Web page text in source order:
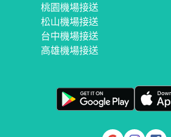
桃園機場接送
松山機場接送
台中機場接送
高雄機場接送